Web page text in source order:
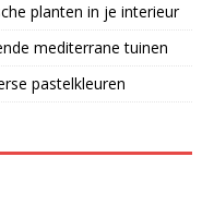
planten in je interieur
mediterrane tuinen
pastelkleuren